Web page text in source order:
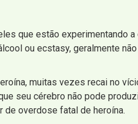
que estão experimentando
ou ecstasy, geralmente
muitas vezes recai no
seu cérebro não pode
de overdose fatal de heroína.